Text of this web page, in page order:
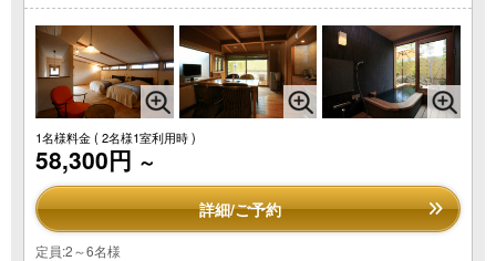
1名様料金( 2名様1室利用時 )
58,300円 ～
詳細/ご予約
定員:2～6名様